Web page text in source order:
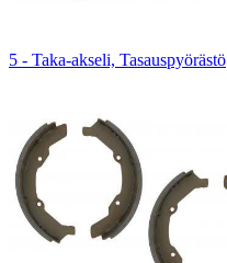
5 - Taka-akseli, Tasauspyörästö